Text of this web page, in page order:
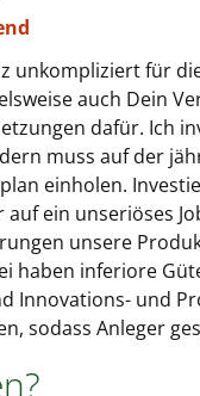
für
auch Dein
dafür. Ich
muss auf der
einholen.
ein unseriöses
unsere
haben inferiore
Innovations- und
sodass Anleger